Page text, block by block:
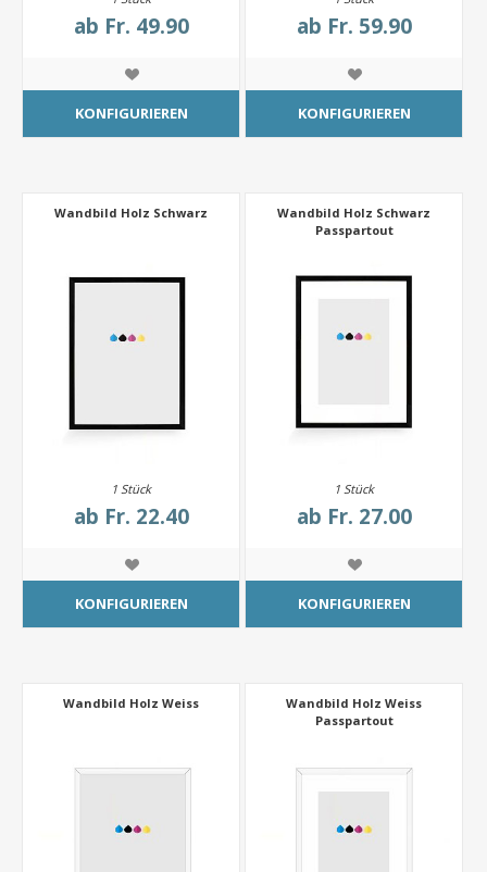
ab Fr. 49.90
KONFIGURIEREN
ab Fr. 59.90
KONFIGURIEREN
Wandbild Holz Schwarz
1 Stück
ab Fr. 22.40
KONFIGURIEREN
Wandbild Holz Schwarz
Passpartout
1 Stück
ab Fr. 27.00
KONFIGURIEREN
Wandbild Holz Weiss
Wandbild Holz Weiss
Passpartout